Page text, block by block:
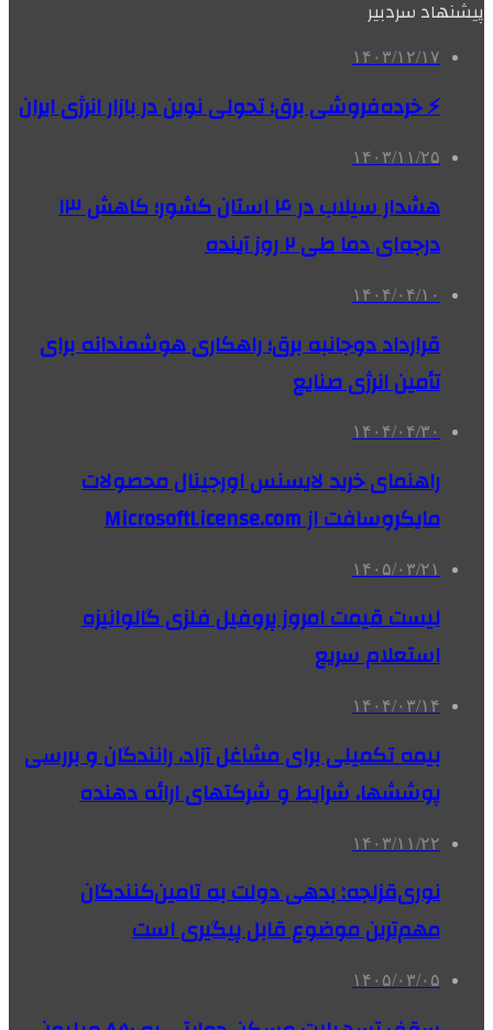
پیشنهاد سردبیر
۱۴۰۳/۱۲/۱۷
⚡ خرده‌فروشی برق؛ تحولی نوین در بازار انرژی ایران
۱۴۰۳/۱۱/۲۵
هشدار سیلاب در ۴ استان کشور؛ کاهش ۱۳
درجه‌ای دما طی ۲ روز آینده
۱۴۰۴/۰۴/۱۰
قرارداد دوجانبه برق؛ راهکاری هوشمندانه برای
تأمین انرژی صنایع
۱۴۰۴/۰۴/۳۰
راهنمای خرید لایسنس اورجینال محصولات
مایکروسافت از MicrosoftLicense.com
۱۴۰۵/۰۳/۲۱
لیست قیمت امروز پروفیل فلزی گالوانیزه
استعلام سریع
۱۴۰۴/۰۳/۱۴
بیمه تکمیلی برای مشاغل آزاد، رانندگان و بررسی
پوششها، شرایط و شرکتهای ارائه دهنده
۱۴۰۳/۱۱/۲۲
نوری‌قزلجه: بدهی دولت به تامین‌کنندگان
مهم‌ترین موضوع قابل پیگیری است
۱۴۰۵/۰۳/۰۵